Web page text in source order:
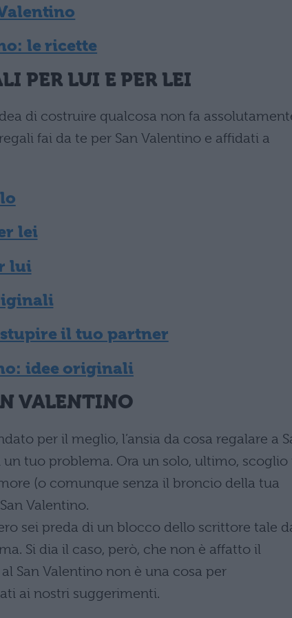
le ricette
PER LUI E PER LEI
di costruire qualcosa non fa
fai da te per San Valentino e affidati a
lei
lui
il tuo partner
idee originali
VALENTINO
per il meglio, l’ansia da cosa regalare a
tuo problema. Ora un solo, ultimo, scoglio
(o comunque senza il broncio della tua
Valentino.
sei preda di un blocco dello scrittore tale
Si dia il caso, però, che non è affatto il
San Valentino non è una cosa per
ai nostri suggerimenti.